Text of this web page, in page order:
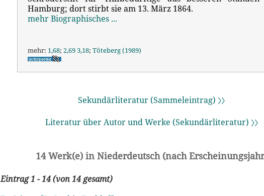
Hamburg; dort stirbt sie am 13. März 1864.
mehr Biographisches ...
mehr: 1,68; 2,693,18; Töteberg (1989)
Sekundärliteratur (Sammeleintrag) 〉〉
Literatur über Autor und Werke (Sekundärliteratur) 〉〉
14 Werk(e) in Niederdeutsch (nach
Eintrag 1 - 14 (von 14 gesamt)